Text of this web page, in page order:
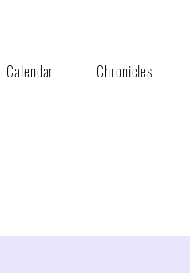
Calendar Chronicles